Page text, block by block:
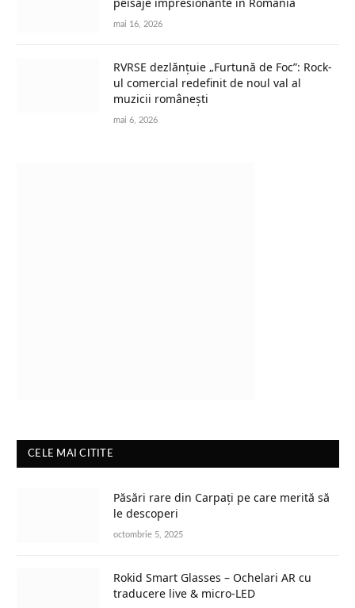
mai 16, 2026
RVRSE dezlănțuie „Furtună de Foc”: Rock-
ul comercial redefinit de noul val al
muzicii românești
mai 6, 2026
CELE MAI CITITE
Păsări rare din Carpați pe care merită să
le descoperi
octombrie 5, 2025
Rokid Smart Glasses – Ochelari AR cu
traducere live & micro-LED